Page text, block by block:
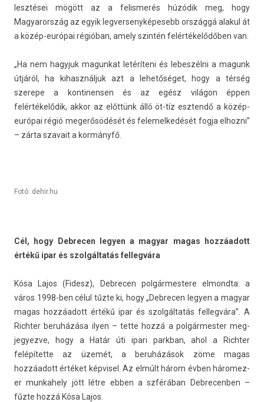
lesztései mögött az a felis­merés húzódik meg, hogy
Magyarország az egyik leg­versenyképesebb országgá al­akul át
a közép-európai régióban, amely szintén felértékelődőben van.
„Ha nem hagyjuk magun­kat letéríteni és lebes­zélni a magunk
útjáról, ha kihasznál­juk azt a lehetőséget, hogy a térség
szerepe a kon­tinens­en és az egész világon éppen
felértékelődik, akkor az előttünk álló öt-tíz esztendő a közép-
európai régió megerősödését és felemel­kedését fogja el­hozni”
– zárta szavait a kormányfő.
Fotó: dehir.hu
Cél, hogy De­brec­en legy­en a magyar magas hozzáadott
értékű ipar és szolgáltatás fel­legvára
Kósa Lajos (Fidesz), De­brec­en pol­gármes­tere el­mondta: a
város 1998-ben célul tűzte ki, hogy „De­brec­en legy­en a magyar
magas hozzáadott értékű ipar és szolgáltatás fel­legvára”. A
Richt­er beruházása ilyen – tette hozzá a pol­gármest­er meg­
jegyez­ve, hogy a Határ úti ipari parkban, ahol a Richt­er
felépítette az üzemét, a beruházások zöme magas
hozzáadott értéket kép­visel. Az elmúlt három évben háromez­
er mun­kahe­ly jött létre ebben a szférában De­brecenb­en –
fűzte hozzá Kósa Lajos.